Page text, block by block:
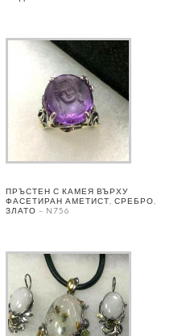
ПРЪСТЕН С КАМЕЯ ВЪРХУ
ФАСЕТИРАН АМЕТИСТ, СРЕБРО,
ЗЛАТО – N756